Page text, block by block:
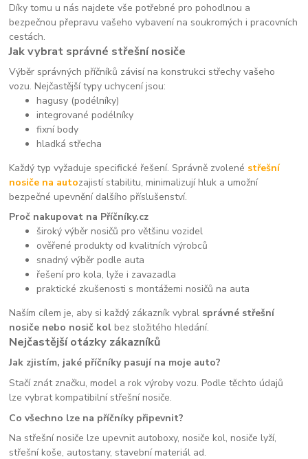
Díky tomu u nás najdete vše potřebné pro pohodlnou a
bezpečnou přepravu vašeho vybavení na soukromých i pracovních
cestách.
Jak vybrat správné střešní nosiče
Výběr správných příčníků závisí na konstrukci střechy vašeho
vozu. Nejčastější typy uchycení jsou:
hagusy (podélníky)
integrované podélníky
fixní body
hladká střecha
Každý typ vyžaduje specifické řešení. Správně zvolené střešní
nosiče na autozajistí stabilitu, minimalizují hluk a umožní
bezpečné upevnění dalšího příslušenství.
Proč nakupovat na Příčníky.cz
široký výběr nosičů pro většinu vozidel
ověřené produkty od kvalitních výrobců
snadný výběr podle auta
řešení pro kola, lyže i zavazadla
praktické zkušenosti s montážemi nosičů na auta
Naším cílem je, aby si každý zákazník vybral správné střešní
nosiče nebo nosič kol bez složitého hledání.
Nejčastější otázky zákazníků
Jak zjistím, jaké příčníky pasují na moje auto?
Stačí znát značku, model a rok výroby vozu. Podle těchto údajů
lze vybrat kompatibilní střešní nosiče.
Co všechno lze na příčníky připevnit?
Na střešní nosiče lze upevnit autoboxy, nosiče kol, nosiče lyží,
střešní koše, autostany, stavební materiál ad.